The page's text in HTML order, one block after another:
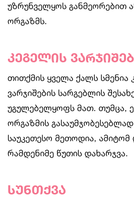
უზრუნველყოს განმეორებით
ორგაზმს.
კეგელის
თითქმის ყველა ქალს სმენია
ვარჯიშების სარგებლის
უგულებელყოფს მათ. თუმცა,
ორგაზმის
საუკეთესო მეთოდია,
რამდენიმე წუთის დახარჯვა.
სუნთქვა